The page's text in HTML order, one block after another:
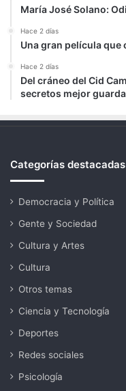
María José Solano:
Hace 2 días
Una gran película que
Hace 2 días
Del cráneo del Cid
secretos mejor
Categorías destacadas
Democracia y Política
Gente y Sociedad
Cultura y Artes
Cultura
Otros temas
Ciencia y Tecnología
Deportes
Redes sociales
Psicología